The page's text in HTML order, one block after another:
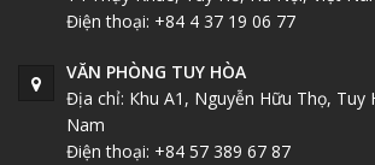
Điện thoại: +84 4 37 19 06 77
VĂN PHÒNG TUY HÒA
Địa chỉ: Кhu A1, Nguyễn Hữu Thọ, Tuy
Nam
Điện thoại: +84 57 389 67 87